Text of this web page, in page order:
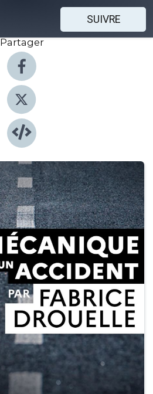
SUIVRE
Partager